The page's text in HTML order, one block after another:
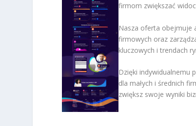
firmom zwiększać
Nasza oferta obejmuje
firmowych oraz
kluczowych i trendach
Dzięki indywidualnemu
dla małych i średnich
zwiększ swoje wyniki